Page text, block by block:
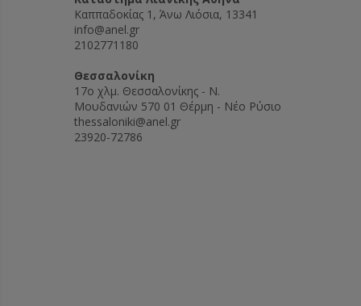
Καππαδοκίας 1, Άνω Λιόσια, 13341
info@anel.gr
2102771180
Θεσσαλονίκη
17ο χλμ. Θεσσαλονίκης - Ν.
Μουδανιών 570 01 Θέρμη - Νέο Ρύσιο
thessaloniki@anel.gr
23920-72786